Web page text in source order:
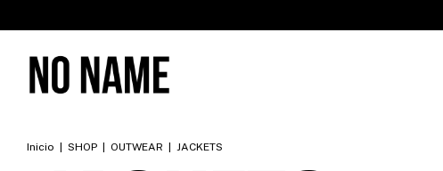
Inicio SHOP OUTWEAR JACKETS